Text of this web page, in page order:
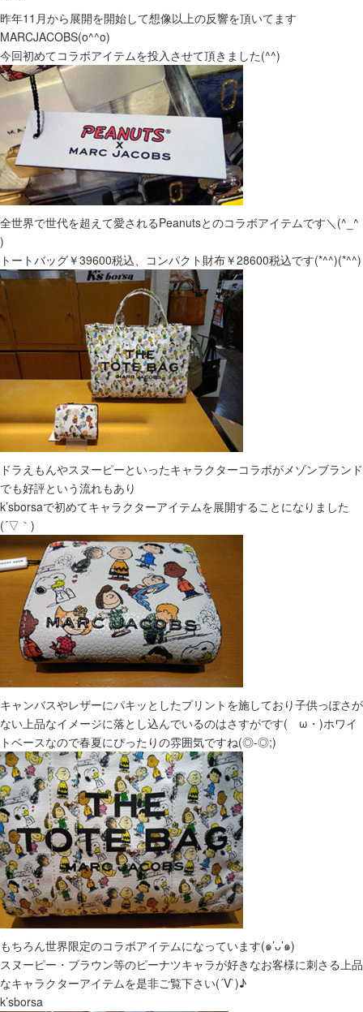
昨年11月から展開を開始して想像以上の反響を頂いてます
MARCJACOBS(o^^o)
今回初めてコラボアイテムを投入させて頂きました(^^)
全世界で世代を超えて愛されるPeanutsとのコラボアイテムです＼(^_^
)
トートバッグ￥39600税込、コンパクト財布￥28600税込です(*^^)(*^^)
ドラえもんやスヌーピーといったキャラクターコラボがメゾンブランド
でも好評という流れもあり
k’sborsaで初めてキャラクターアイテムを展開することになりました
(´▽｀)
キャンバスやレザーにパキッとしたプリントを施しており子供っぽさが
ない上品なイメージに落とし込んでいるのはさすがです(ゝω・)ホワイ
トベースなので春夏にぴったりの雰囲気ですね(◎-◎;)
もちろん世界限定のコラボアイテムになっています(๑’ᴗ’๑)
スヌーピー・ブラウン等のピーナツキャラが好きなお客様に刺さる上品
なキャラクターアイテムを是非ご覧下さい(´V`)♪
k’sborsa